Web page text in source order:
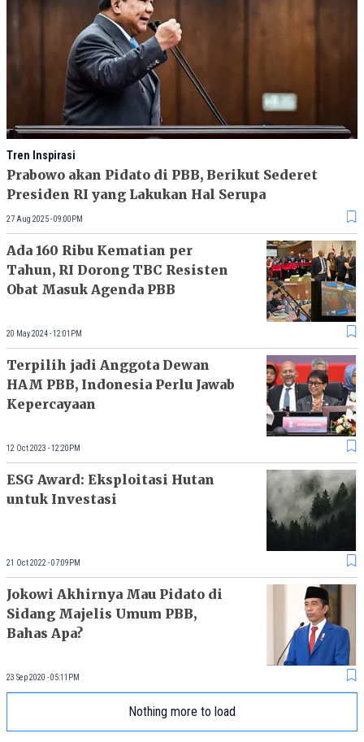
Tren Inspirasi
Prabowo akan Pidato di PBB, Berikut Sederet
Presiden RI yang Lakukan Hal Serupa
27 Aug 2025 - 09:00PM
Ada 160 Ribu Kematian per
Tahun, RI Dorong TBC Resisten
Obat Masuk Agenda PBB
20 May 2024 - 12:01PM
Terpilih jadi Anggota Dewan
HAM PBB, Indonesia Perlu Jawab
Kepercayaan
12 Oct 2023 - 12:20PM
ESG Award: Eksploitasi Hutan
untuk Investasi
21 Oct 2022 - 07:09PM
Jokowi Akhirnya Mau Pidato di
Sidang Majelis Umum PBB,
Bahas Apa?
23 Sep 2020 - 05:11PM
Nothing more to load